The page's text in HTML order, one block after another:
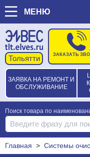
МЕНЮ
ЗАЯВКА НА РЕМОНТ И
ОБСЛУЖИВАНИЕ
ЗАКАЗАТЬ
Поиск товара по
Главная > Системы